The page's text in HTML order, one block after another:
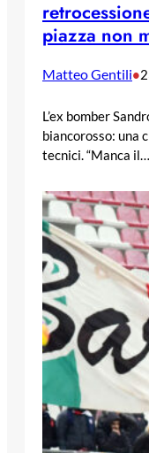
piazza non
Matteo Gentili•
L’ex bomber
biancorosso: una
tecnici. “Manca il…